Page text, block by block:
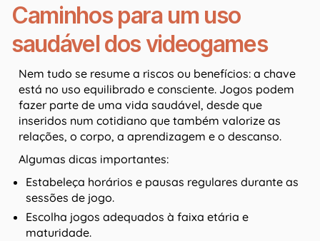
Caminhos para um uso
saudável dos videogames
Nem tudo se resume a riscos ou benefícios: a chave
está no uso equilibrado e consciente. Jogos podem
fazer parte de uma vida saudável, desde que
inseridos num cotidiano que também valorize as
relações, o corpo, a aprendizagem e o descanso.
Algumas dicas importantes:
Estabeleça horários e pausas regulares durante as
sessões de jogo.
Escolha jogos adequados à faixa etária e
maturidade.